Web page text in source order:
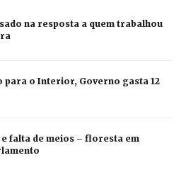
na resposta a quem trabalhou
para o Interior, Governo gasta 12
falta de meios – floresta em